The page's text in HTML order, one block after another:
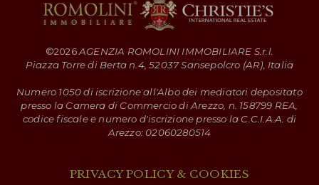
©2026AGENZIA ROMOLINI IMMOBILIARE S.r.l.
Piazza Torre di Berta n.4, 52037 Sansepolcro (AR), Italia
Numero 1050 di iscrizione all'Albo dei mediatori depositato
presso la Camera di Commercio di Arezzo, n. 158799 REA,
codice fiscale e numero d'iscrizione presso la C.C.I.A.A. di
Arezzo: 02060280514
PRIVACY POLICY & COOKIES